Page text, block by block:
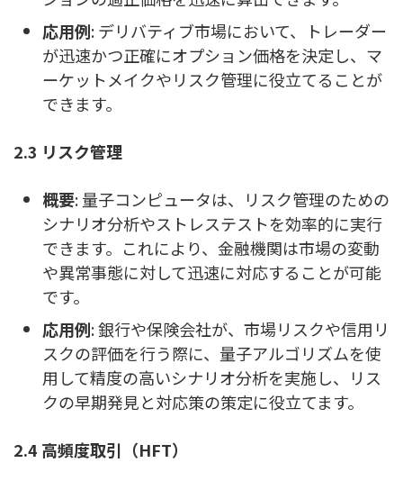
応用例: デリバティブ市場において、トレーダー
が迅速かつ正確にオプション価格を決定し、マ
ーケットメイクやリスク管理に役立てることが
できます。
2.3 リスク管理
概要: 量子コンピュータは、リスク管理のための
シナリオ分析やストレステストを効率的に実行
できます。これにより、金融機関は市場の変動
や異常事態に対して迅速に対応することが可能
です。
応用例: 銀行や保険会社が、市場リスクや信用リ
スクの評価を行う際に、量子アルゴリズムを使
用して精度の高いシナリオ分析を実施し、リス
クの早期発見と対応策の策定に役立てます。
2.4 高頻度取引（HFT）